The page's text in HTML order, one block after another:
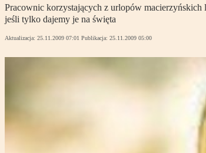
Pracownic korzystających z urlopów
jeśli tylko dajemy je na święta
Aktualizacja: 25.11.2009 07:01 Publikacja: 25.11.2009 05:00